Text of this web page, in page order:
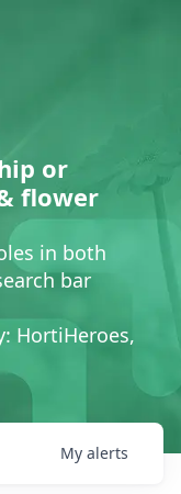
or
flower
in both
bar
HortiHeroes,
My alerts